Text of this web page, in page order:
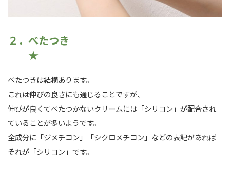
２．べたつき
★
べたつきは結構あります。
これは伸びの良さにも通じることですが、
伸びが良くてべたつかないクリームには「シリコン」が配合され
ていることが多いようです。
全成分に「ジメチコン」「シクロメチコン」などの表記があれば
それが「シリコン」です。